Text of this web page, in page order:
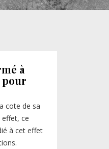
à
pour
cote de sa
effet, ce
à cet effet